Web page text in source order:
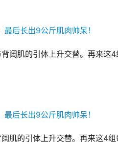
阔肌的引体上升交替。再来这
肌的引体上升交替。再来这4组